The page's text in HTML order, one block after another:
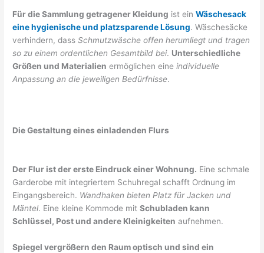
Für die Sammlung getragener Kleidung ist einWäschesack
eine hygienische und platzsparende Lösung. Wäschesäcke
verhindern, dassSchmutzwäsche offen herumliegt und tragen
so zu einem ordentlichen Gesamtbild bei. Unterschiedliche
Größen und Materialien ermöglichen eineindividuelle
Anpassung an die jeweiligen Bedürfnisse.
Die Gestaltung eines einladenden Flurs
Der Flur ist der erste Eindruck einer Wohnung. Eine schmale
Garderobe mit integriertem Schuhregal schafft Ordnung im
Eingangsbereich. Wandhaken bieten Platz für Jacken und
Mäntel. Eine kleine Kommode mitSchubladen kann
Schlüssel, Post und andere Kleinigkeiten aufnehmen.
Spiegel vergrößern den Raum optisch und sind ein